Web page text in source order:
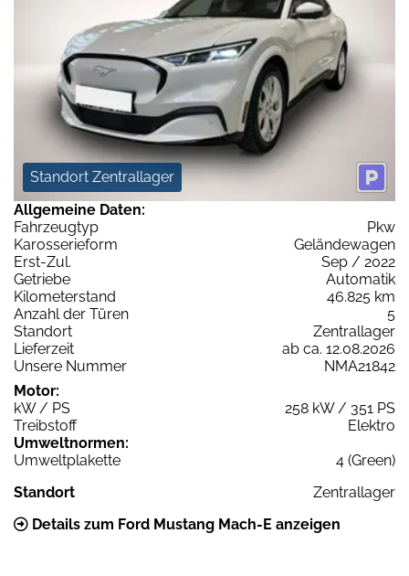
Standort Zentrallager
Allgemeine Daten:
Fahrzeugtyp
Pkw
Karosserieform
Geländewagen
Erst-Zul.
Sep / 2022
Getriebe
Automatik
Kilometerstand
46.825 km
Anzahl der Türen
5
Standort
Zentrallager
Lieferzeit
ab ca. 12.08.2026
Unsere Nummer
NMA21842
Motor:
kW / PS
258 kW / 351 PS
Treibstoff
Elektro
Umweltnormen:
Umweltplakette
4 (Green)
Standort
Zentrallager
Details zum Ford Mustang Mach-E anzeigen